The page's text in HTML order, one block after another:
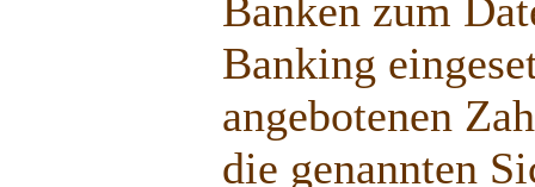
Banken zum
Banking
angebotenen
die genannten